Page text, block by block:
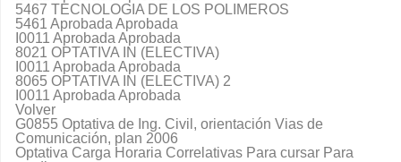
5467 TECNOLOGIA DE LOS POLIMEROS
5461 Aprobada Aprobada
I0011 Aprobada Aprobada
8021 OPTATIVA IN (ELECTIVA)
I0011 Aprobada Aprobada
8065 OPTATIVA IN (ELECTIVA) 2
I0011 Aprobada Aprobada
Volver
G0855 Optativa de Ing. Civil, orientación Vias de
Comunicación, plan 2006
Optativa Carga Horaria Correlativas Para cursar Para